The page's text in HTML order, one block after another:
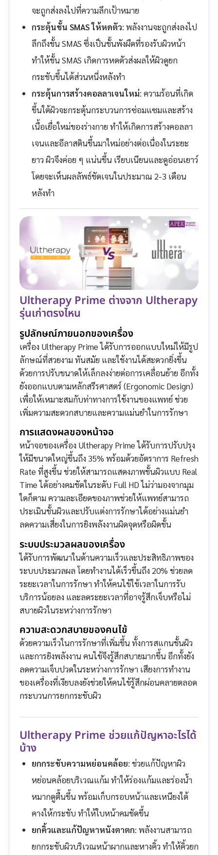
จะถูกส่งลงไปที่ความลึกเป้าหมาย
กระตุ้นชั้น SMAS ให้หดตัว: พลังงานจะถูกส่งลงไป
ลึกถึงชั้น SMAS ซึ่งเป็นชั้นพังผืดที่รองรับผิวหน้า
ทำให้ชั้น SMAS เกิดการหดตัวส่งผลให้ผิวดูยก
กระชับขึ้นได้ส่วนหนึ่งหลังทำ
กระตุ้นการสร้างคอลลาเจนใหม่: ความร้อนที่เกิด
ขึ้นใต้ผิวจะกระตุ้นกระบวนการซ่อมแซมและสร้าง
เนื้อเยื่อใหม่ของร่างกาย ทำให้เกิดการสร้างคอลลา
เจนและอีลาสตินขึ้นมาใหม่อย่างต่อเนื่องในระยะ
ยาว ผิวจึงค่อย ๆ แน่นขึ้น เรียบเนียนและดูอ่อนเยาว์
โดยจะเห็นผลลัพธ์ชัดเจนในประมาณ 2-3 เดือน
หลังทำ
Ultherapy Prime ต่างจาก Ultherapy
รุ่นเก่าตรงไหน
รูปลักษณ์ภายนอกของเครื่อง
เครื่อง Ultherapy Prime ได้รับการออกแบบใหม่ให้มีรูป
ลักษณ์ที่สวยงาม ทันสมัย และใช้งานได้สะดวกยิ่งขึ้น
ด้วยการปรับขนาดให้เล็กลงง่ายต่อการเคลื่อนย้าย อีกทั้ง
ยังออกแบบตามหลักสรีรศาสตร์ (Ergonomic Design)
เพื่อให้เหมาะสมกับท่าทางการใช้งานของแพทย์ ช่วย
เพิ่มความสะดวกสบายและความแม่นยำในการรักษา
การแสดงผลของหน้าจอ
หน้าจอของเครื่อง Ultherapy Prime ได้รับการปรับปรุง
ให้มีขนาดใหญ่ขึ้นถึง 35% พร้อมด้วยอัตราการ Refresh
Rate ที่สูงขึ้น ช่วยให้สามารถแสดงภาพชั้นผิวแบบ Real
Time ได้อย่างคมชัดในระดับ Full HD ไม่ว่ามองจากมุม
ใดก็ตาม ความละเอียดของภาพช่วยให้แพทย์สามารถ
ประเมินชั้นผิวและปรับแต่งการรักษาได้อย่างแม่นยำ
ลดความเสี่ยงในการยิงพลังงานผิดจุดหรือผิดชั้น
ระบบประมวลผลของเครื่อง
ได้รับการพัฒนาในด้านความเร็วและประสิทธิภาพของ
ระบบประมวลผล โดยทำงานได้เร็วขึ้นถึง 20% ช่วยลด
ระยะเวลาในการรักษา ทำให้คนไข้ใช้เวลาในการรับ
บริการน้อยลง และลดระยะเวลาที่อาจรู้สึกเจ็บหรือไม่
สบายผิวในระหว่างการรักษา
ความสะดวกสบายของคนไข้
ด้วยความเร็วในการรักษาที่เพิ่มขึ้น ทั้งการสแกนชั้นผิว
และการยิงพลังงาน คนไข้จึงรู้สึกสบายมากขึ้น อีกทั้งยัง
ลดความเจ็บปวดในระหว่างการรักษา เสียงการทำงาน
ของเครื่องที่เงียบลงยังช่วยให้คนไข้รู้สึกผ่อนคลายตลอด
กระบวนการยกกระชับผิว
Ultherapy Prime ช่วยแก้ปัญหาอะไรได้
บ้าง
ยกกระชับความหย่อนคล้อย: ช่วยแก้ปัญหาผิว
หย่อนคล้อยบริเวณแก้ม ทำให้ร่องแก้มและร่องน้ำ
หมากดูตื้นขึ้น พร้อมเก็บกรอบหน้าและเหนียงใต้
คางให้กระชับ ทำให้ใบหน้าคมชัดขึ้น
ยกคิ้วและแก้ปัญหาหนังตาตก: พลังงานสามารถ
ยกกระชับผิวบริเวณหน้าผากและหางคิ้ว ทำให้คิ้วยก